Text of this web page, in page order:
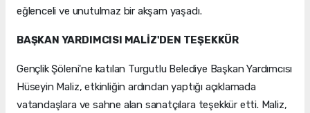
eğlenceli ve unutulmaz bir akşam yaşadı.
BAŞKAN YARDIMCISI MALİZ'DEN TEŞEKKÜR
Gençlik Şöleni'ne katılan Turgutlu Belediye Başkan Yardımcısı
Hüseyin Maliz, etkinliğin ardından yaptığı açıklamada
vatandaşlara ve sahne alan sanatçılara teşekkür etti. Maliz,